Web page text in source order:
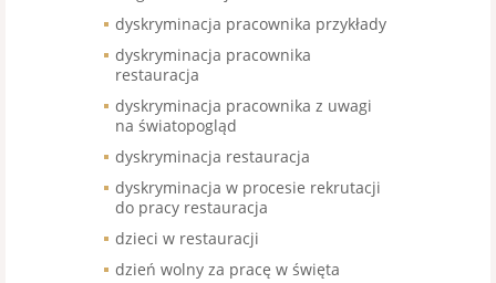
dyskryminacja pracownika przykłady
dyskryminacja pracownika
restauracja
dyskryminacja pracownika z uwagi
na światopogląd
dyskryminacja restauracja
dyskryminacja w procesie rekrutacji
do pracy restauracja
dzieci w restauracji
dzień wolny za pracę w święta